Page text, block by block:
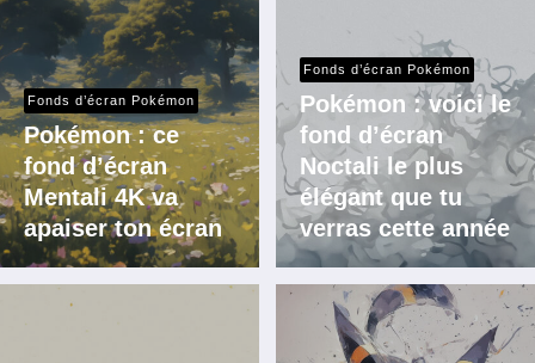
Fonds d’écran Pokémon
Pokémon : ce
fond d’écran
Mentali 4K va
apaiser ton écran
Fonds d’écran Pokémon
Pokémon : voici le
fond d’écran
Noctali le plus
élégant que tu
verras cette année